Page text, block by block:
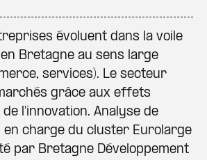
évoluent dans la voile
Bretagne au sens large
services). Le secteur
grâce aux effets
l'innovation. Analyse de
en charge du cluster Eurolarge
par Bretagne Développement